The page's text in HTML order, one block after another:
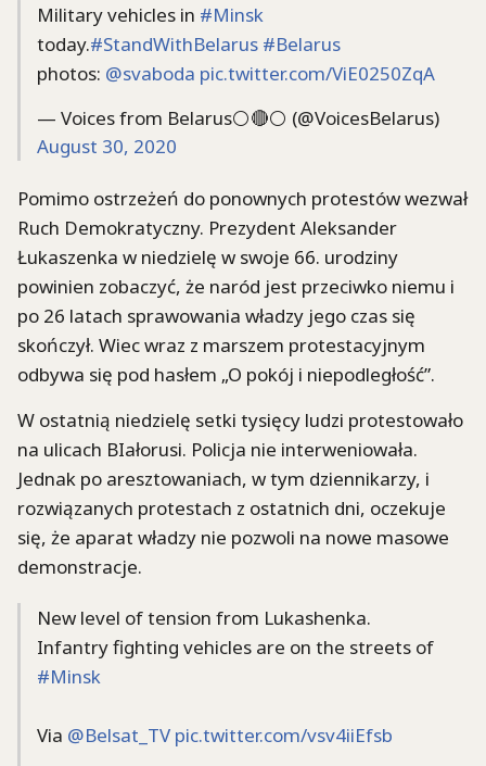
Military vehicles in #Minsk
today.#StandWithBelarus #Belarus
photos: @svaboda pic.twitter.com/ViE0250ZqA
— Voices from Belarus⚪️🔴⚪️ (@VoicesBelarus)
August 30, 2020
Pomimo ostrzeżeń do ponownych protestów wezwał
Ruch Demokratyczny. Prezydent Aleksander
Łukaszenka w niedzielę w swoje 66. urodziny
powinien zobaczyć, że naród jest przeciwko niemu i
po 26 latach sprawowania władzy jego czas się
skończył. Wiec wraz z marszem protestacyjnym
odbywa się pod hasłem „O pokój i niepodległość”.
W ostatnią niedzielę setki tysięcy ludzi protestowało
na ulicach BIałorusi. Policja nie interweniowała.
Jednak po aresztowaniach, w tym dziennikarzy, i
rozwiązanych protestach z ostatnich dni, oczekuje
się, że aparat władzy nie pozwoli na nowe masowe
demonstracje.
New level of tension from Lukashenka.
Infantry fighting vehicles are on the streets of
#Minsk
Via @Belsat_TV pic.twitter.com/vsv4iiEfsb